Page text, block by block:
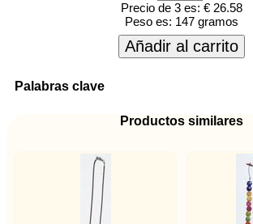
Precio de 3 es: € 26.58
Peso es: 147 gramos
Añadir al carrito
Palabras clave
Productos similares